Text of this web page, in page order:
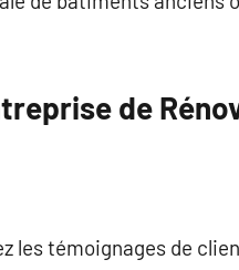
de
les témoignages de